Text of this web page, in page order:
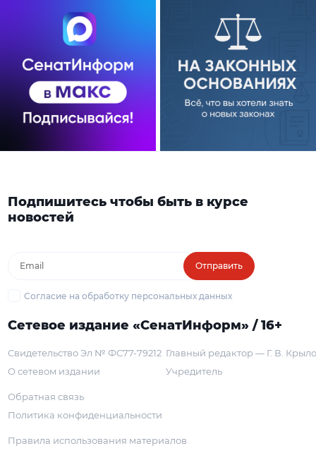
Подпишитесь чтобы быть в курсе
новостей
Отправить
Согласие на обработку персональных данных
Сетевое издание «СенатИнформ» / 16+
Свидетельство Эл № ФС77-79212
О сетевом издании
Главный редактор — Г. В.
Учредитель
Обратная связь
Политика конфиденциальности
Правила использования материалов